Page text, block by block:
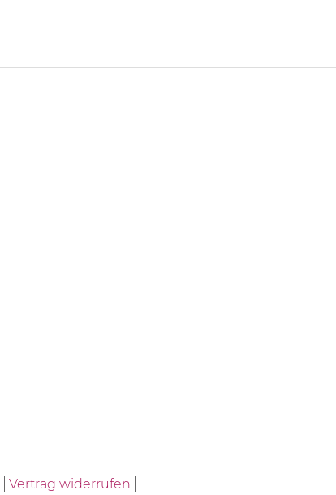
Vertrag widerrufen